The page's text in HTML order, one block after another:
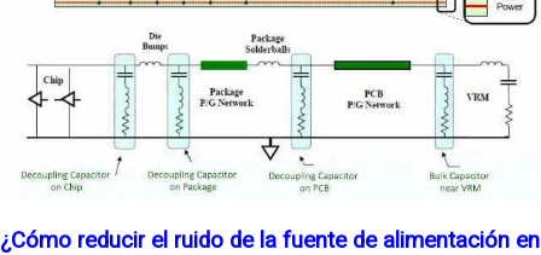
¿Cómo reducir el ruido de la fuente de alimentación en